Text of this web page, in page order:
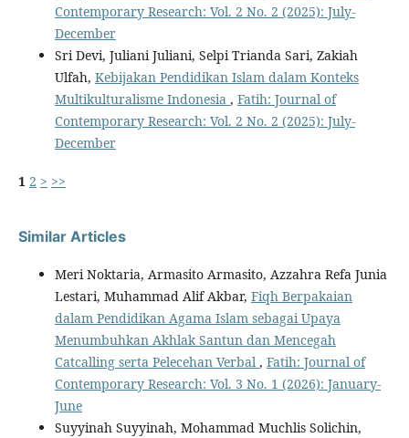
Contemporary Research: Vol. 2 No. 2 (2025): July-
December
Sri Devi, Juliani Juliani, Selpi Trianda Sari, Zakiah
Ulfah, Kebijakan Pendidikan Islam dalam Konteks
Multikulturalisme Indonesia , Fatih: Journal of
Contemporary Research: Vol. 2 No. 2 (2025): July-
December
1 2 > >>
Similar Articles
Meri Noktaria, Armasito Armasito, Azzahra Refa Junia
Lestari, Muhammad Alif Akbar, Fiqh Berpakaian
dalam Pendidikan Agama Islam sebagai Upaya
Menumbuhkan Akhlak Santun dan Mencegah
Catcalling serta Pelecehan Verbal , Fatih: Journal of
Contemporary Research: Vol. 3 No. 1 (2026): January-
June
Suyyinah Suyyinah, Mohammad Muchlis Solichin,